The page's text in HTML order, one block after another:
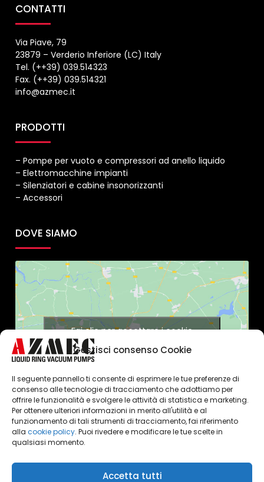
Gestisci consenso Cookie
Il seguente pannello ti consente di esprimere le tue preferenze di
consenso alle tecnologie di tracciamento che adottiamo per
offrire le funzionalità e svolgere le attività di statistica e marketing.
Per ottenere ulteriori informazioni in merito all'utilità e al
funzionamento di tali strumenti di tracciamento, fai riferimento
alla cookie policy. Puoi rivedere e modificare le tue scelte in
qualsiasi momento.
Accetta tutti
CONTATTI
Via Piave, 79
23879 – Verderio Inferiore (LC) Italy
Tel. (++39) 039.514323
Fax. (++39) 039.514321
info@azmec.it
PRODOTTI
– Pompe per vuoto e compressori ad anello liquido
– Elettromacchine impianti
– Silenziatori e cabine insonorizzanti
– Accessori
DOVE SIAMO
Fai clic per accettare i cookie
marketing e abilitare questo